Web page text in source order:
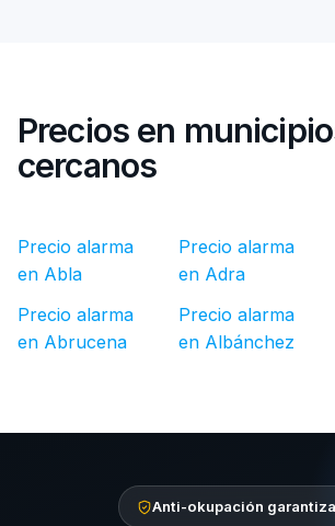
Precios en
cercanos
Precio alarma
en Abla
Precio alarma
en Abrucena
Precio alarma
en Adra
Precio alarma
en Albánchez
Anti-okupación